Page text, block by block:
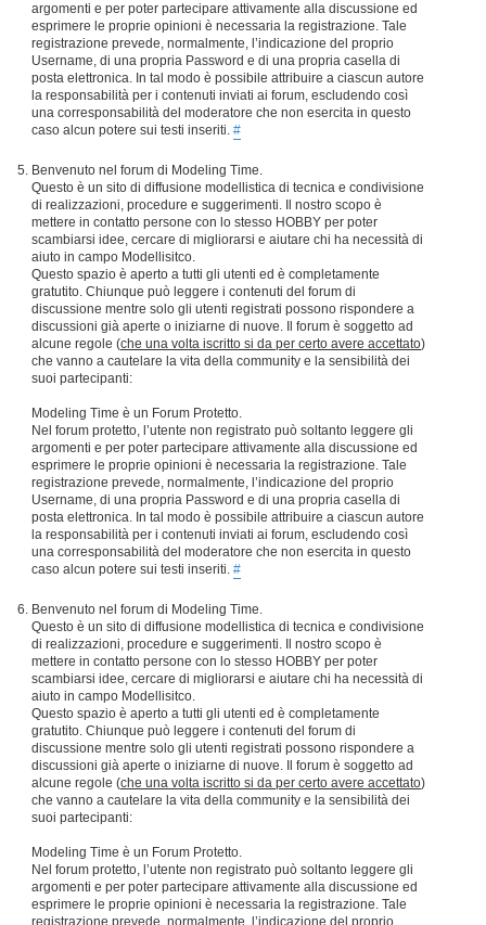
argomenti e per poter partecipare attivamente alla discussione ed
esprimere le proprie opinioni è necessaria la registrazione. Tale
registrazione prevede, normalmente, l’indicazione del proprio
Username, di una propria Password e di una propria casella di
posta elettronica. In tal modo è possibile attribuire a ciascun autore
la responsabilità per i contenuti inviati ai forum, escludendo così
una corresponsabilità del moderatore che non esercita in questo
caso alcun potere sui testi inseriti. #
Benvenuto nel forum di Modeling Time.
Questo è un sito di diffusione modellistica di tecnica e condivisione
di realizzazioni, procedure e suggerimenti. Il nostro scopo è
mettere in contatto persone con lo stesso HOBBY per poter
scambiarsi idee, cercare di migliorarsi e aiutare chi ha necessità di
aiuto in campo Modellisitco.
Questo spazio è aperto a tutti gli utenti ed è completamente
gratutito. Chiunque può leggere i contenuti del forum di
discussione mentre solo gli utenti registrati possono rispondere a
discussioni già aperte o iniziarne di nuove. Il forum è soggetto ad
alcune regole (che una volta iscritto si da per certo avere accettato)
che vanno a cautelare la vita della community e la sensibilità dei
suoi partecipanti:
Modeling Time è un Forum Protetto.
Nel forum protetto, l’utente non registrato può soltanto leggere gli
argomenti e per poter partecipare attivamente alla discussione ed
esprimere le proprie opinioni è necessaria la registrazione. Tale
registrazione prevede, normalmente, l’indicazione del proprio
Username, di una propria Password e di una propria casella di
posta elettronica. In tal modo è possibile attribuire a ciascun autore
la responsabilità per i contenuti inviati ai forum, escludendo così
una corresponsabilità del moderatore che non esercita in questo
caso alcun potere sui testi inseriti. #
Benvenuto nel forum di Modeling Time.
Questo è un sito di diffusione modellistica di tecnica e condivisione
di realizzazioni, procedure e suggerimenti. Il nostro scopo è
mettere in contatto persone con lo stesso HOBBY per poter
scambiarsi idee, cercare di migliorarsi e aiutare chi ha necessità di
aiuto in campo Modellisitco.
Questo spazio è aperto a tutti gli utenti ed è completamente
gratutito. Chiunque può leggere i contenuti del forum di
discussione mentre solo gli utenti registrati possono rispondere a
discussioni già aperte o iniziarne di nuove. Il forum è soggetto ad
alcune regole (che una volta iscritto si da per certo avere accettato)
che vanno a cautelare la vita della community e la sensibilità dei
suoi partecipanti:
Modeling Time è un Forum Protetto.
Nel forum protetto, l’utente non registrato può soltanto leggere gli
argomenti e per poter partecipare attivamente alla discussione ed
esprimere le proprie opinioni è necessaria la registrazione. Tale
registrazione prevede, normalmente, l’indicazione del proprio